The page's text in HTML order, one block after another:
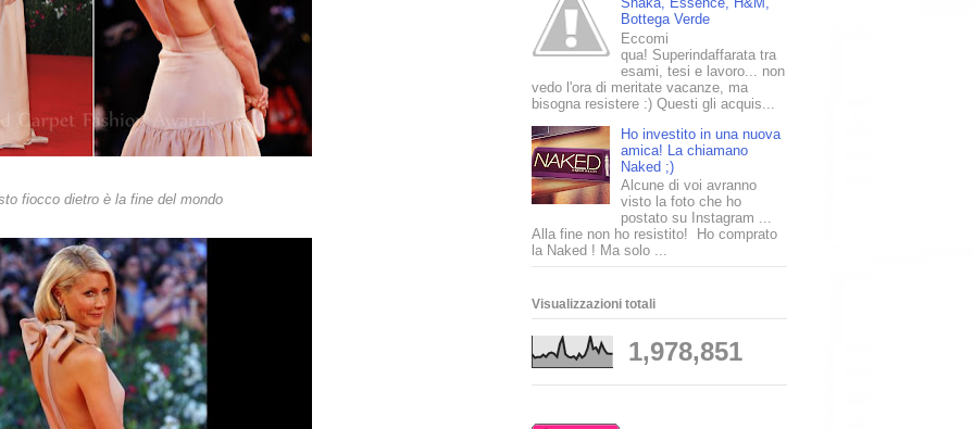
fiocco dietro è la fine del mondo
Bottega Verde
Eccomi
qua! Superindaffarata tra
esami, tesi e lavoro... non
vedo l'ora di meritate vacanze, ma
bisogna resistere :) Questi gli acquis...
Ho investito in una nuova
amica! La chiamano
Naked ;)
Alcune di voi avranno
visto la foto che ho
postato su Instagram ...
Alla fine non ho resistito! Ho comprato
la Naked ! Ma solo ...
Visualizzazioni totali
1,978,851